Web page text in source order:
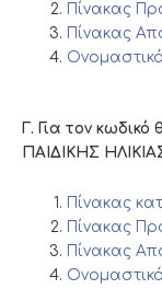
Πίνακας
Πίνακας
Γ. Για τον
ΠΑΙΔΙΚΗΣ
Πίνακας
Πίνακας
Πίνακας